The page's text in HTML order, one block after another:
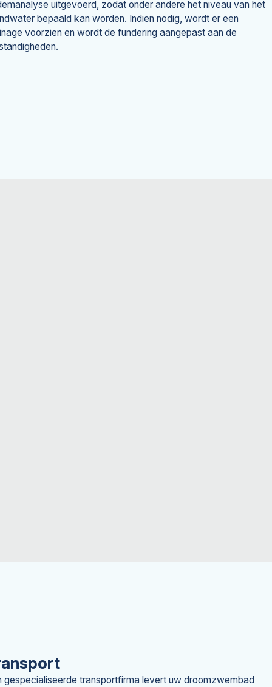
uitgevoerd, zodat onder andere het niveau van het
bepaald kan worden. Indien nodig, wordt er een
voorzien en wordt de fundering aangepast aan de
gespecialiseerde transportfirma levert uw droomzwembad